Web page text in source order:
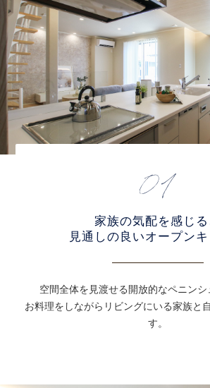
家族の気配を感じる
見通しの良いオープン
空間全体を見渡せる開放的なペニンシ
お料理をしながらリビングにいる家族と
す。